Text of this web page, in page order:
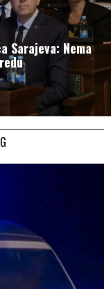
Sarajeva: Nema